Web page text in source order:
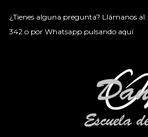
¿Tienes alguna pregunta? Llámanos al:
342 o por Whatsapp pulsando aquí